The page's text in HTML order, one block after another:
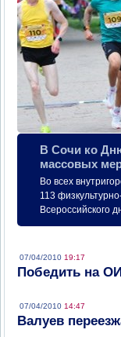
В Сочи ко
массовых
Во всех
113
Всероссийского
07/04/2010 19:17
Победить на
07/04/2010 14:47
Валуев